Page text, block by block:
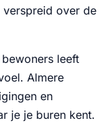
verspreid over de
leeft
Almere
en
je je buren kent.